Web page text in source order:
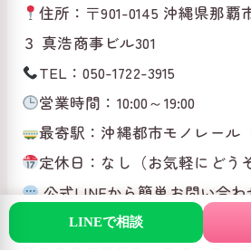
LINEで相談
住所：〒901-0145 沖縄県那覇
３ 真浩商事ビル301
TEL：050-1722-3915
営業時間：10:00～19:00
最寄駅：沖縄都市モノレール
定休日：なし（お気軽にどう
公式LINEから簡単お問い合わ
[LINEで相談する]